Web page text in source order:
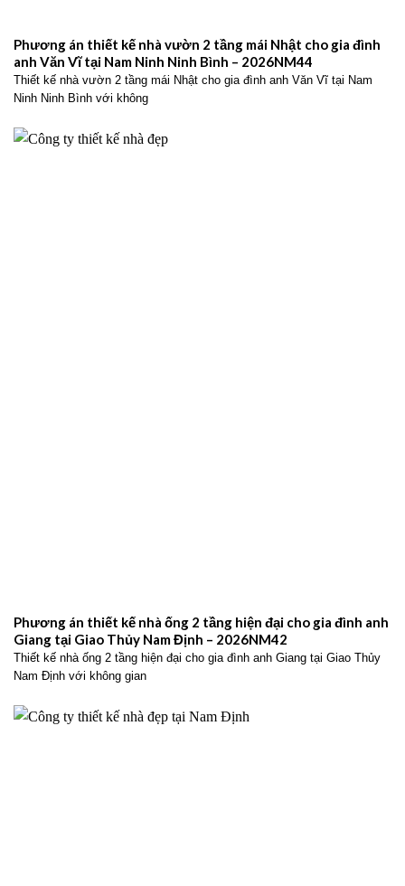
Phương án thiết kế nhà vườn 2 tầng mái Nhật cho gia đình
anh Văn Vĩ tại Nam Ninh Ninh Bình – 2026NM44
Thiết kế nhà vườn 2 tầng mái Nhật cho gia đình anh Văn Vĩ tại Nam
Ninh Ninh Bình với không
Phương án thiết kế nhà ống 2 tầng hiện đại cho gia đình anh
Giang tại Giao Thủy Nam Định – 2026NM42
Thiết kế nhà ống 2 tầng hiện đại cho gia đình anh Giang tại Giao Thủy
Nam Định với không gian